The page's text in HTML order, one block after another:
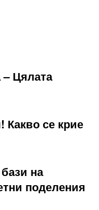
Цялата
Какво се крие
на
поделения